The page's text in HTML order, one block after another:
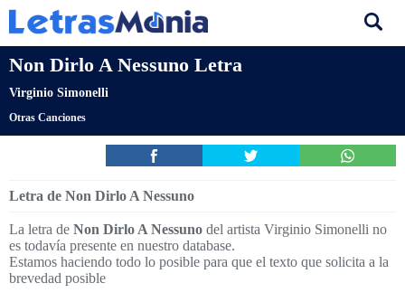
Non Dirlo A Nessuno Letra
Virginio Simonelli
Otras Canciones
Letra de Non Dirlo A Nessuno
La letra de Non Dirlo A Nessuno del artista Virginio Simonelli no
es todavía presente en nuestro database.
Estamos haciendo todo lo posible para que el texto que solicita a la
brevedad posible